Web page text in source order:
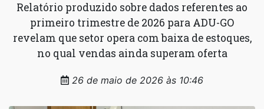
Relatório produzido sobre dados referentes ao
primeiro trimestre de 2026 para ADU-GO
revelam que setor opera com baixa de estoques,
no qual vendas ainda superam oferta
26 de maio de 2026 às 10:46